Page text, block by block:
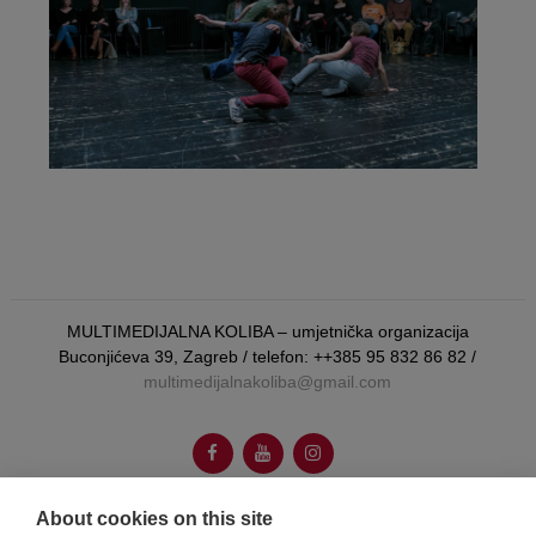
MULTIMEDIJALNA KOLIBA – umjetnička organizacija
Buconjićeva 39, Zagreb / telefon: ++385 95 832 86 82 /
multimedijalnakoliba@gmail.com
About cookies on this site